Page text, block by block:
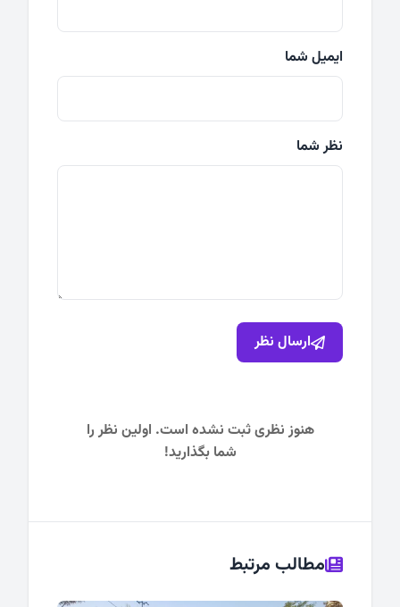
ایمیل شما
نظر شما
ارسال نظر
هنوز نظری ثبت نشده است. اولین نظر را
شما بگذارید!
مطالب مرتبط